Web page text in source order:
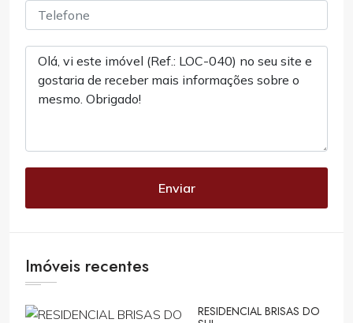
Enviar
Imóveis recentes
RESIDENCIAL BRISAS DO